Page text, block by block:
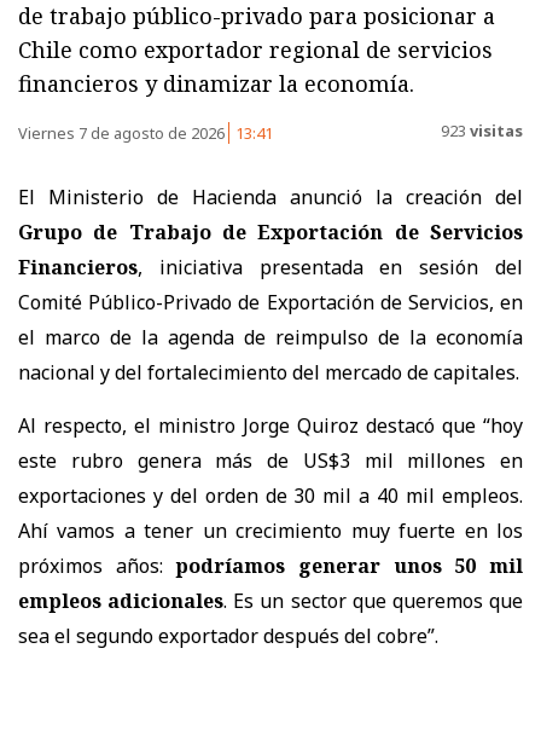
de trabajo público-privado para posicionar a
Chile como exportador regional de servicios
financieros y dinamizar la economía.
Viernes 7 de agosto de 2026 13:41 923 visitas
El Ministerio de Hacienda anunció la creación del
Grupo de Trabajo de Exportación de Servicios
Financieros, iniciativa presentada en sesión del
Comité Público-Privado de Exportación de Servicios, en
el marco de la agenda de reimpulso de la economía
nacional y del fortalecimiento del mercado de capitales.
Al respecto, el ministro Jorge Quiroz destacó que “hoy
este rubro genera más de US$3 mil millones en
exportaciones y del orden de 30 mil a 40 mil empleos.
Ahí vamos a tener un crecimiento muy fuerte en los
próximos años:podríamos generar unos 50 mil
empleos adicionales. Es un sector que queremos que
sea el segundo exportador después del cobre”.